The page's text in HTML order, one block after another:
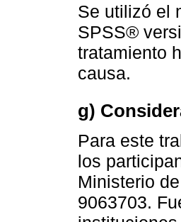
Se utilizó el
SPSS®
tratamiento
causa.
g)
Para este
los
Ministerio
9063703.